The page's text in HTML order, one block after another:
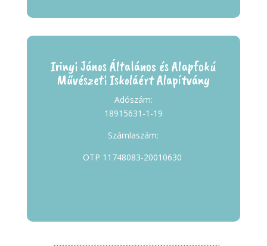
Irinyi János Általános és Alapfokú
Művészeti Iskoláért Alapítvány
Adószám:
18915631-1-19
Számlaszám:
OTP 11748083-20010630